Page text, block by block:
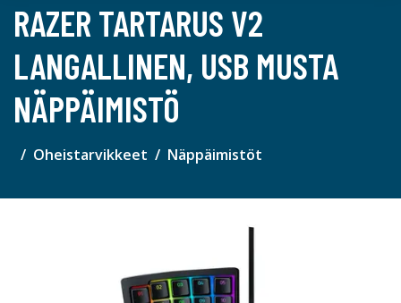
RAZER TARTARUS V2
LANGALLINEN, USB MUSTA
NÄPPÄIMISTÖ
Oheistarvikkeet Näppäimistöt